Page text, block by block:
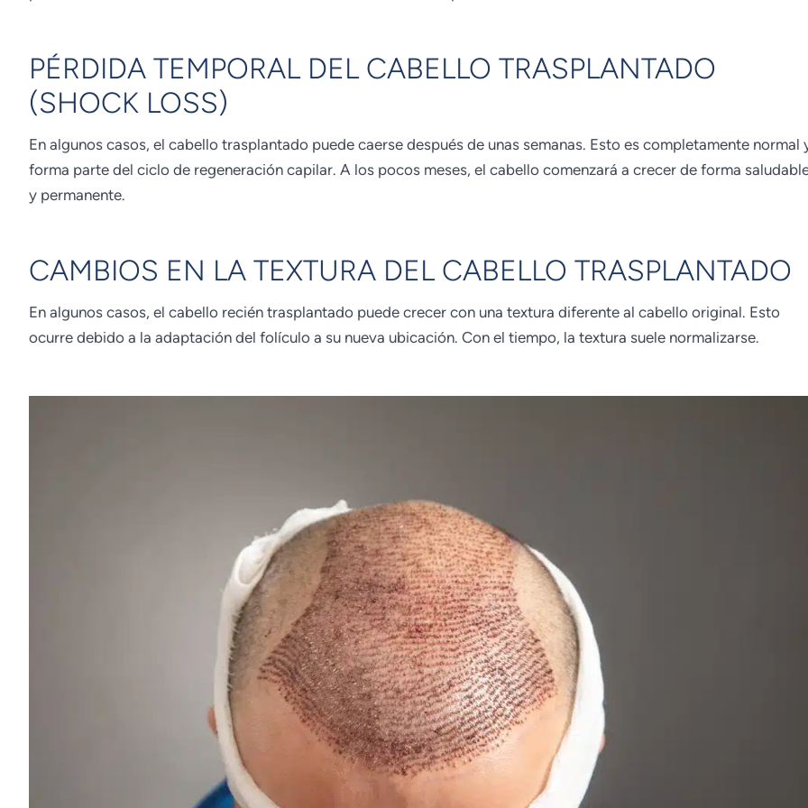
PÉRDIDA TEMPORAL DEL CABELLO TRASPLANTADO
(SHOCK LOSS)
En algunos casos, el cabello trasplantado puede caerse después de unas semanas. Esto es completamente normal
forma parte del ciclo de regeneración capilar. A los pocos meses, el cabello comenzará a crecer de forma
y permanente.
CAMBIOS EN LA TEXTURA DEL CABELLO TRASPLANTADO
En algunos casos, el cabello recién trasplantado puede crecer con una textura diferente al cabello original. Esto
ocurre debido a la adaptación del folículo a su nueva ubicación. Con el tiempo, la textura suele normalizarse.